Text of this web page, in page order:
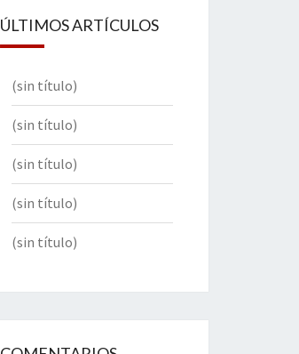
ÚLTIMOS ARTÍCULOS
(sin título)
(sin título)
(sin título)
(sin título)
(sin título)